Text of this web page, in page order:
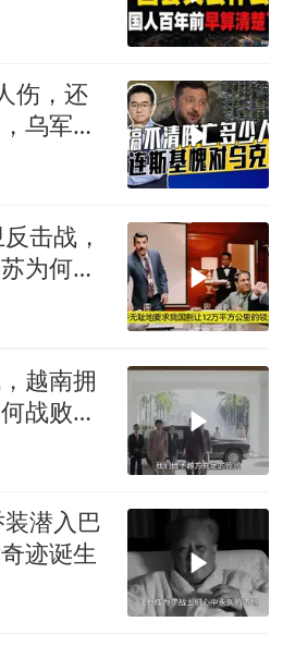
伤，还
乌军伤
击战，
为何不
越南拥
战败也
潜入巴
迹诞生